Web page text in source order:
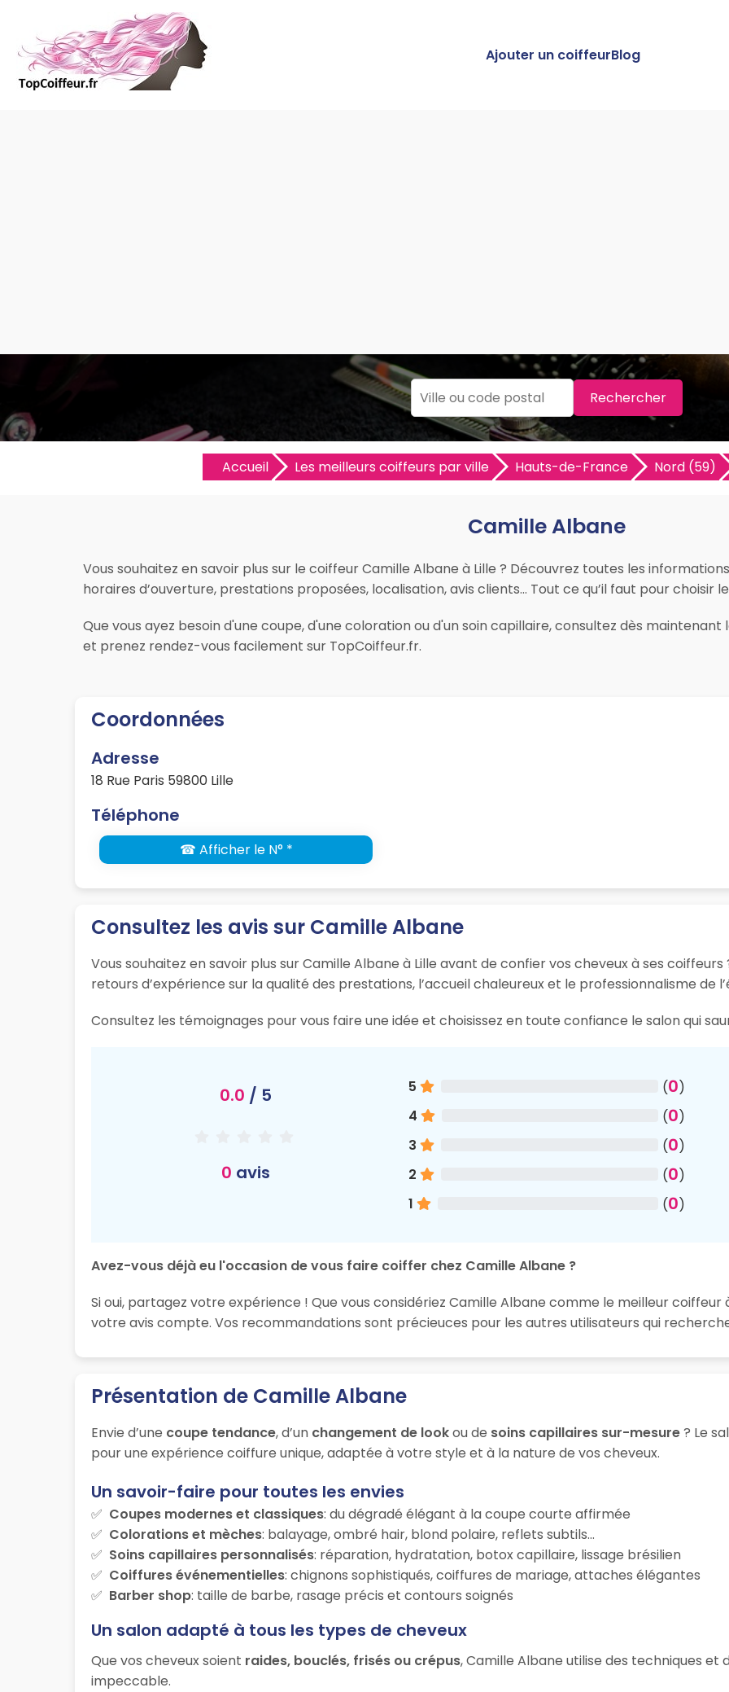
Ajouter un coiffeurBlog
Rechercher
Accueil Les meilleurs coiffeurs par ville Hauts-de-France Nord (59)
Camille Albane
Vous souhaitez en savoir plus sur le coiffeur Camille Albane à Lille ? Découvrez toutes les
horaires d’ouverture, prestations proposées, localisation, avis clients… Tout ce qu’il faut pour choisir
Que vous ayez besoin d'une coupe, d'une coloration ou d'un soin capillaire, consultez dès
et prenez rendez-vous facilement sur TopCoiffeur.fr.
Coordonnées
Adresse
18 Rue Paris 59800 Lille
Téléphone
☎ Afficher le N° *
Consultez les avis sur Camille Albane
Vous souhaitez en savoir plus sur Camille Albane à Lille avant de confier vos cheveux à ses
retours d’expérience sur la qualité des prestations, l’accueil chaleureux et le professionnalisme de
Consultez les témoignages pour vous faire une idée et choisissez en toute confiance le salon qui
0.0 / 5
0 avis
5 (0)
4
(0)
3
(0)
2
(0)
1
(0)
Avez-vous déjà eu l'occasion de vous faire coiffer chez Camille Albane ?
Si oui, partagez votre expérience ! Que vous considériez Camille Albane comme le meilleur
votre avis compte. Vos recommandations sont précieuces pour les autres utilisateurs qui
Présentation de Camille Albane
Envie d’une coupe tendance, d’un changement de lookou de soins capillaires sur-mesure? Le
pour une expérience coiffure unique, adaptée à votre style et à la nature de vos cheveux.
Un savoir-faire pour toutes les envies
Coupes modernes et classiques: du dégradé élégant à la coupe courte affirmée
Colorations et mèches: balayage, ombré hair, blond polaire, reflets subtils…
Soins capillaires personnalisés: réparation, hydratation, botox capillaire, lissage brésilien
Coiffures événementielles: chignons sophistiqués, coiffures de mariage, attaches élégantes
Barber shop: taille de barbe, rasage précis et contours soignés
Un salon adapté à tous les types de cheveux
Que vos cheveux soient raides, bouclés, frisés ou crépus, Camille Albane utilise des techniques
impeccable.